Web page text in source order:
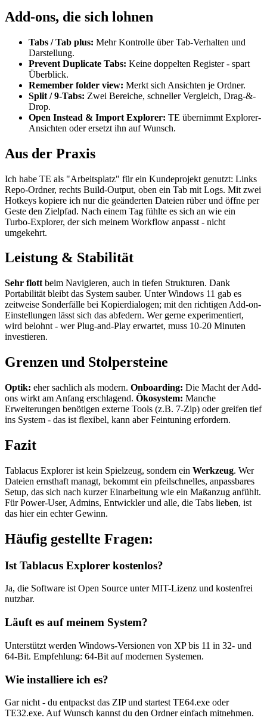
Add-ons, die sich lohnen
Tabs / Tab plus: Mehr Kontrolle über Tab-Verhalten und
Darstellung.
Prevent Duplicate Tabs: Keine doppelten Register - spart
Überblick.
Remember folder view: Merkt sich Ansichten je Ordner.
Split / 9-Tabs: Zwei Bereiche, schneller Vergleich, Drag-&-
Drop.
Open Instead & Import Explorer: TE übernimmt Explorer-
Ansichten oder ersetzt ihn auf Wunsch.
Aus der Praxis
Ich habe TE als "Arbeitsplatz" für ein Kundeprojekt genutzt: Links
Repo-Ordner, rechts Build-Output, oben ein Tab mit Logs. Mit zwei
Hotkeys kopiere ich nur die geänderten Dateien rüber und öffne per
Geste den Zielpfad. Nach einem Tag fühlte es sich an wie ein
Turbo-Explorer, der sich meinem Workflow anpasst - nicht
umgekehrt.
Leistung & Stabilität
Sehr flott beim Navigieren, auch in tiefen Strukturen. Dank
Portabilität bleibt das System sauber. Unter Windows 11 gab es
zeitweise Sonderfälle bei Kopierdialogen; mit den richtigen Add-on-
Einstellungen lässt sich das abfedern. Wer gerne experimentiert,
wird belohnt - wer Plug-and-Play erwartet, muss 10-20 Minuten
investieren.
Grenzen und Stolpersteine
Optik: eher sachlich als modern. Onboarding: Die Macht der Add-
ons wirkt am Anfang erschlagend. Ökosystem: Manche
Erweiterungen benötigen externe Tools (z.B. 7-Zip) oder greifen tief
ins System - das ist flexibel, kann aber Feintuning erfordern.
Fazit
Tablacus Explorer ist kein Spielzeug, sondern ein Werkzeug. Wer
Dateien ernsthaft managt, bekommt ein pfeilschnelles, anpassbares
Setup, das sich nach kurzer Einarbeitung wie ein Maßanzug anfühlt.
Für Power-User, Admins, Entwickler und alle, die Tabs lieben, ist
das hier ein echter Gewinn.
Häufig gestellte Fragen:
Ist Tablacus Explorer kostenlos?
Ja, die Software ist Open Source unter MIT-Lizenz und kostenfrei
nutzbar.
Läuft es auf meinem System?
Unterstützt werden Windows-Versionen von XP bis 11 in 32- und
64-Bit. Empfehlung: 64-Bit auf modernen Systemen.
Wie installiere ich es?
Gar nicht - du entpackst das ZIP und startest TE64.exe oder
TE32.exe. Auf Wunsch kannst du den Ordner einfach mitnehmen.